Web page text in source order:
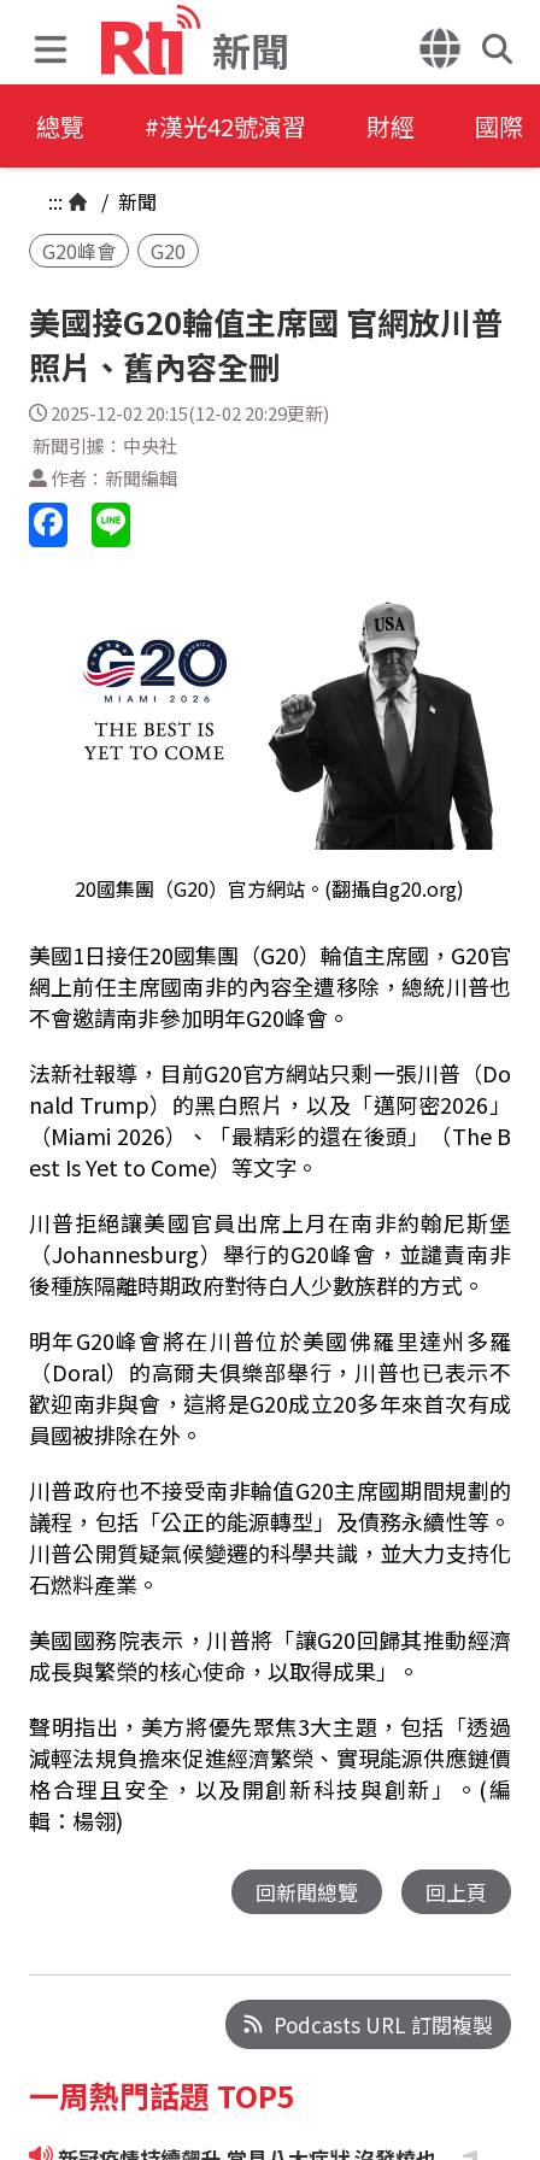
新聞
總覽 #漢光42號演習 財經 國際
::: / 新聞
G20峰會
G20
美國接G20輪值主席國 官網放川普
照片、舊內容全刪
2025-12-02 20:15(12-02 20:29更新)
新聞引據：中央社
作者：新聞編輯
20國集團（G20）官方網站。(翻攝自g20.org)
美國1日接任20國集團（G20）輪值主席國，G20官
網上前任主席國南非的內容全遭移除，總統川普也
不會邀請南非參加明年G20峰會。
法新社報導，目前G20官方網站只剩一張川普（Do
nald Trump）的黑白照片，以及「邁阿密2026」
（Miami 2026）、「最精彩的還在後頭」（The B
est Is Yet to Come）等文字。
川普拒絕讓美國官員出席上月在南非約翰尼斯堡
（Johannesburg）舉行的G20峰會，並譴責南非
後種族隔離時期政府對待白人少數族群的方式。
明年G20峰會將在川普位於美國佛羅里達州多羅
（Doral）的高爾夫俱樂部舉行，川普也已表示不
歡迎南非與會，這將是G20成立20多年來首次有成
員國被排除在外。
川普政府也不接受南非輪值G20主席國期間規劃的
議程，包括「公正的能源轉型」及債務永續性等。
川普公開質疑氣候變遷的科學共識，並大力支持化
石燃料產業。
美國國務院表示，川普將「讓G20回歸其推動經濟
成長與繁榮的核心使命，以取得成果」。
聲明指出，美方將優先聚焦3大主題，包括「透過
減輕法規負擔來促進經濟繁榮、實現能源供應鏈價
格合理且安全，以及開創新科技與創新」。(編
輯：楊翎)
回新聞總覽 回上頁
Podcasts URL 訂閱複製
一周熱門話題 TOP5